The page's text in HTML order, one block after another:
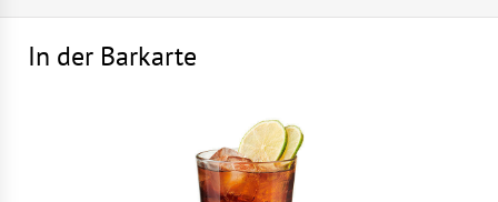
In der Barkarte